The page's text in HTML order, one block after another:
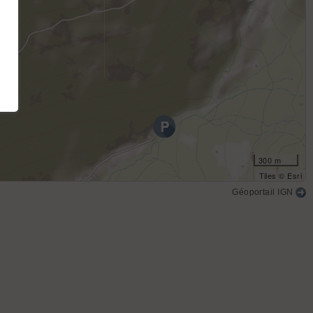
300 m
Tiles © Esri
Géoportail IGN